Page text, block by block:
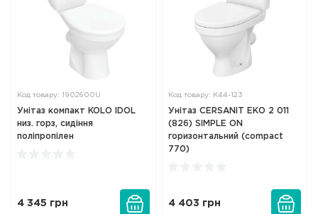
Код товару: 1902600U
Унітаз компакт KOLO IDOL
низ. горз, сидіння
поліпропілен
4 345 грн
Код товару: K44-123
Унітаз CERSANIT ЕКО 2 011
(826) SIMPLE ON
горизонтальний (compact
770)
4 403 грн